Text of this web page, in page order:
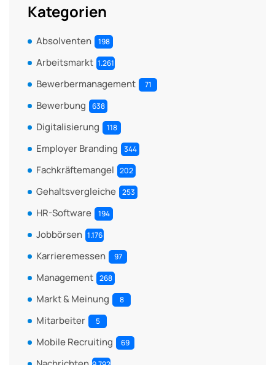
Kategorien
Absolventen 198
Arbeitsmarkt 1.261
Bewerbermanagement 71
Bewerbung 638
Digitalisierung 118
Employer Branding 344
Fachkräftemangel 202
Gehaltsvergleiche 253
HR-Software 194
Jobbörsen 1.176
Karrieremessen 97
Management 268
Markt & Meinung 8
Mitarbeiter 5
Mobile Recruiting 69